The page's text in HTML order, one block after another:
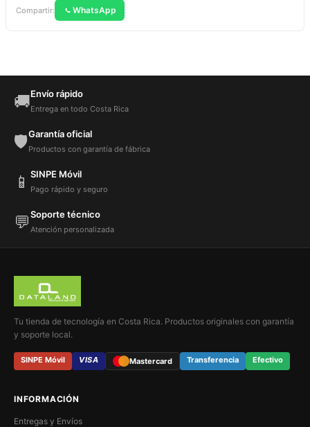
Compartir: WhatsApp
🚚Envío rápido
Entrega en todo Costa Rica
🛡️Garantía oficial
Productos con garantía de fábrica
📱 SINPE Móvil
Pago rápido y seguro
💬Soporte técnico
Atención personalizada
Tu tienda de tecnología en Costa Rica. Productos originales con garantía
y soporte local.
SINPE Móvil VISA Mastercard Transferencia Efectivo
INFORMACIÓN
Entregas y Envíos